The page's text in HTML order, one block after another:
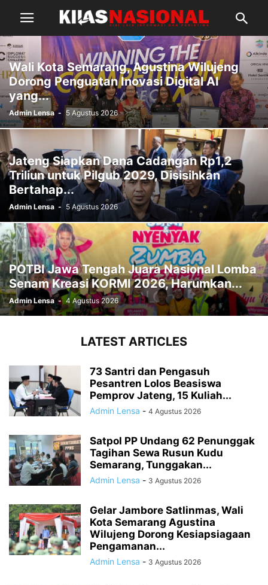
Wali Kota Semarang, Agustina Wilujeng
Dorong Penguatan Inovasi Digital AI
yang...
Admin Lensa - 5 Agustus 2026
Jateng Siapkan Dana Cadangan Rp1,2
Triliun untuk Pilgub 2029, Disisihkan
Bertahap...
Admin Lensa - 5 Agustus 2026
POTBI Jawa Tengah Juara Nasional Lomba
Senam Kreasi KORMI 2026, Harumkan...
Admin Lensa - 4 Agustus 2026
LATEST ARTICLES
73 Santri dan Pengasuh
Pesantren Lolos Beasiswa
Pemprov Jateng, 15 Kuliah...
Admin Lensa - 4 Agustus 2026
Satpol PP Undang 62 Penunggak
Tagihan Sewa Rusun Kudu
Semarang, Tunggakan...
Admin Lensa - 3 Agustus 2026
Gelar Jambore Satlinmas, Wali
Kota Semarang Agustina
Wilujeng Dorong Kesiapsiagaan
Pengamanan...
Admin Lensa - 3 Agustus 2026